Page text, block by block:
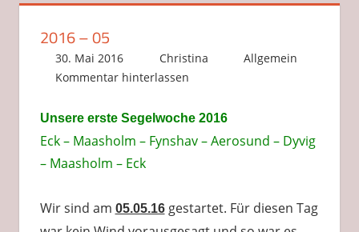
2016 – 05
30. Mai 2016 Christina
Allgemein
Kommentar hinterlassen
Unsere erste Segelwoche 2016
Eck – Maasholm – Fynshav –Aerosund – Dyvig
– Maasholm – Eck
Wir sind am 05.05.16gestartet. Für diesen Tag